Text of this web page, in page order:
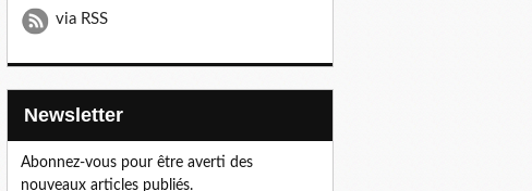
via RSS
Newsletter
Abonnez-vous pour être averti des
nouveaux articles publiés.